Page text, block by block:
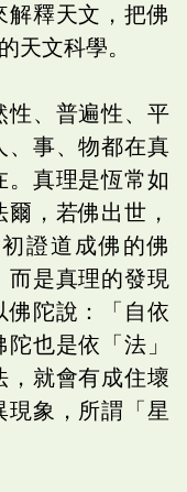
解釋天文，把佛
天文科學。
性、普遍性、平
、事、物都在真
。真理是恆常如
，若佛出世，
證道成佛的佛
而是真理的發現
佛陀說：「自依
也是依「法」
，就會有成住壞
現象，所謂「星